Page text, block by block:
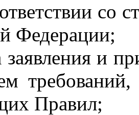
со
Федерации;
заявления и
Правил;